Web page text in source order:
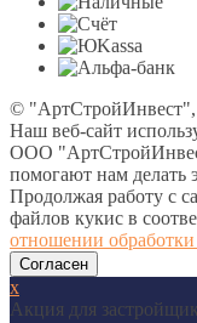
© "АртСтройИнвест",
Наш веб-сайт
ООО
помогают нам делать
Продолжая работу с
файлов кукис в
отношении
Согласен
х
Акция для